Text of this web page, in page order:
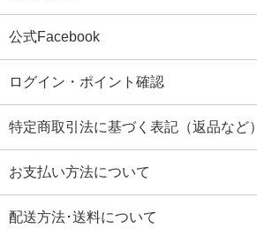
公式Facebook
ログイン・ポイント確認
特定商取引法に基づく表記（返品など）
お支払い方法について
配送方法･送料について